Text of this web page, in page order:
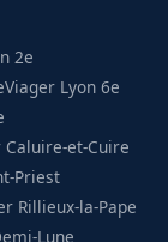
2e
Viager Lyon 6e
Caluire-et-Cuire
Priest
Rillieux-la-Pape
Lune